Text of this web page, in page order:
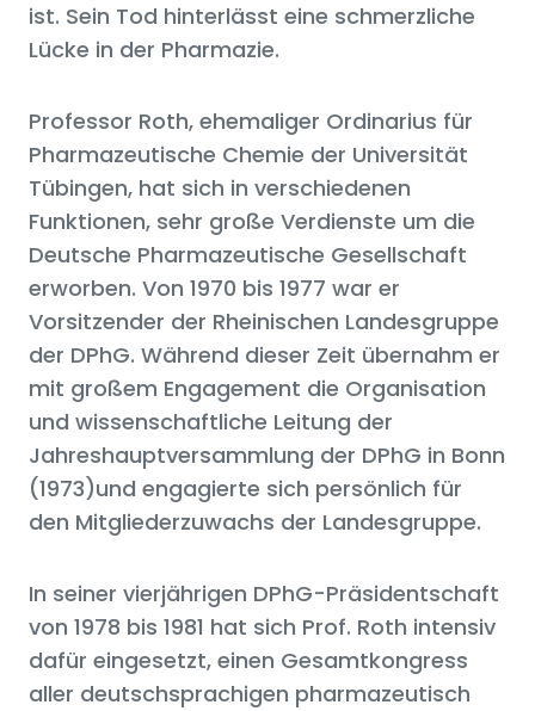
ist. Sein Tod hinterlässt eine schmerzliche
Lücke in der Pharmazie.
Professor Roth, ehemaliger Ordinarius für
Pharmazeutische Chemie der Universität
Tübingen, hat sich in verschiedenen
Funktionen, sehr große Verdienste um die
Deutsche Pharmazeutische Gesellschaft
erworben. Von 1970 bis 1977 war er
Vorsitzender der Rheinischen Landesgruppe
der DPhG. Während dieser Zeit übernahm er
mit großem Engagement die Organisation
und wissenschaftliche Leitung der
Jahreshauptversammlung der DPhG in Bonn
(1973)und engagierte sich persönlich für
den Mitgliederzuwachs der Landesgruppe.
In seiner vierjährigen DPhG-Präsidentschaft
von 1978 bis 1981 hat sich Prof. Roth intensiv
dafür eingesetzt, einen Gesamtkongress
aller deutschsprachigen pharmazeutisch